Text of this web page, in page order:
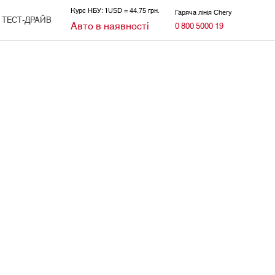
ТЕСТ-ДРАЙВ
Курс НБУ: 1USD = 44.75 грн.
Авто в наявності
Гаряча лінія Chery
0 800 5000 19